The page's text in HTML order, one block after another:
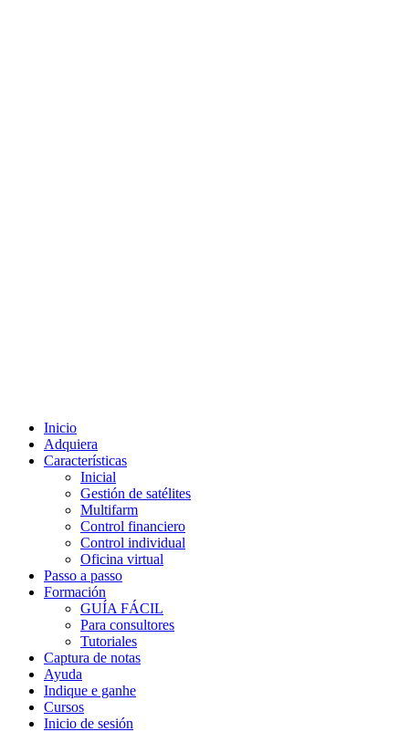
Inicio
Adquiera
Características
Inicial
Gestión de satélites
Multifarm
Control financiero
Control individual
Oficina virtual
Passo a passo
Formación
GUÍA FÁCIL
Para consultores
Tutoriales
Captura de notas
Ayuda
Indique e ganhe
Cursos
Inicio de sesión